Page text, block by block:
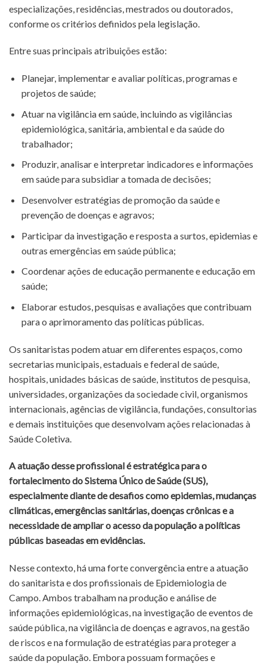
especializações, residências, mestrados ou doutorados,
conforme os critérios definidos pela legislação.
Entre suas principais atribuições estão:
Planejar, implementar e avaliar políticas, programas e
projetos de saúde;
Atuar na vigilância em saúde, incluindo as vigilâncias
epidemiológica, sanitária, ambiental e da saúde do
trabalhador;
Produzir, analisar e interpretar indicadores e informações
em saúde para subsidiar a tomada de decisões;
Desenvolver estratégias de promoção da saúde e
prevenção de doenças e agravos;
Participar da investigação e resposta a surtos, epidemias e
outras emergências em saúde pública;
Coordenar ações de educação permanente e educação em
saúde;
Elaborar estudos, pesquisas e avaliações que contribuam
para o aprimoramento das políticas públicas.
Os sanitaristas podem atuar em diferentes espaços, como
secretarias municipais, estaduais e federal de saúde,
hospitais, unidades básicas de saúde, institutos de pesquisa,
universidades, organizações da sociedade civil, organismos
internacionais, agências de vigilância, fundações, consultorias
e demais instituições que desenvolvam ações relacionadas à
Saúde Coletiva.
A atuação desse profissional é estratégica para o
fortalecimento do Sistema Único de Saúde (SUS),
especialmente diante de desafios como epidemias, mudanças
climáticas, emergências sanitárias, doenças crônicas e a
necessidade de ampliar o acesso da população a políticas
públicas baseadas em evidências.
Nesse contexto, há uma forte convergência entre a atuação
do sanitarista e dos profissionais de Epidemiologia de
Campo. Ambos trabalham na produção e análise de
informações epidemiológicas, na investigação de eventos de
saúde pública, na vigilância de doenças e agravos, na gestão
de riscos e na formulação de estratégias para proteger a
saúde da população. Embora possuam formações e